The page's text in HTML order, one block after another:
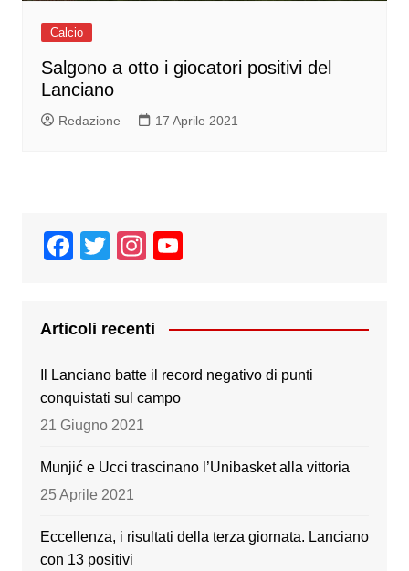
Calcio
Salgono a otto i giocatori positivi del
Lanciano
Redazione 17 Aprile 2021
F
e
b
o
o
T
er
In
gr
a
m
T
Articoli recenti
Il Lanciano batte il record negativo di punti
conquistati sul campo
21 Giugno 2021
Munjić e Ucci trascinano l’Unibasket alla vittoria
25 Aprile 2021
Eccellenza, i risultati della terza giornata. Lanciano
con 13 positivi